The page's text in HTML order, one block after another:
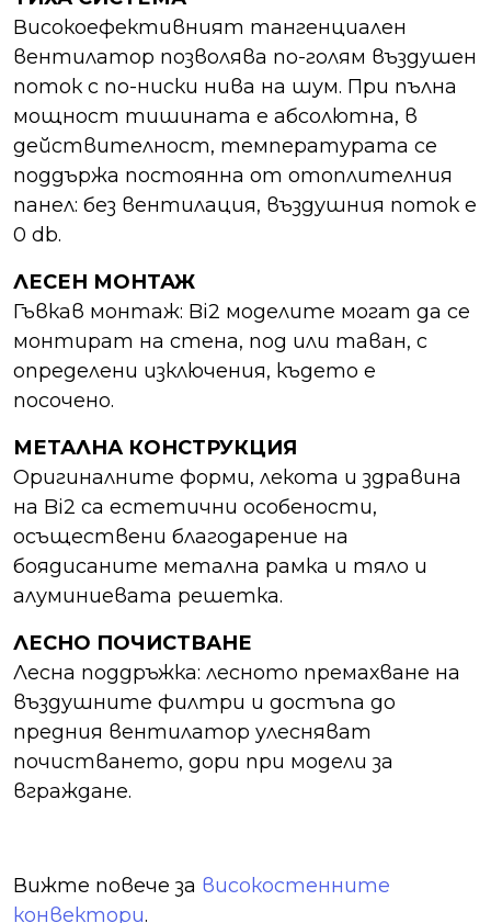
Високоефективният тангенциален
вентилатор позволява по-голям въздушен
поток с по-ниски нива на шум. При пълна
мощност тишината е абсолютна, в
действителност, температурата се
поддържа постоянна от отоплителния
панел: без вентилация, въздушния поток е
0 db.
ЛЕСЕН МОНТАЖ
Гъвкав монтаж: Bi2 моделите могат да се
монтират на стена, под или таван, с
определени изключения, където е
посочено.
МЕТАЛНА КОНСТРУКЦИЯ
Оригиналните форми, лекота и здравина
на Bi2 са естетични особености,
осъществени благодарение на
боядисаните метална рамка и тяло и
алуминиевата решетка.
ЛЕСНО ПОЧИСТВАНЕ
Лесна поддръжка: лесното премахване на
въздушните филтри и достъпа до
предния вентилатор улесняват
почистването, дори при модели за
вграждане.
Вижте повече за високостенните
конвектори.